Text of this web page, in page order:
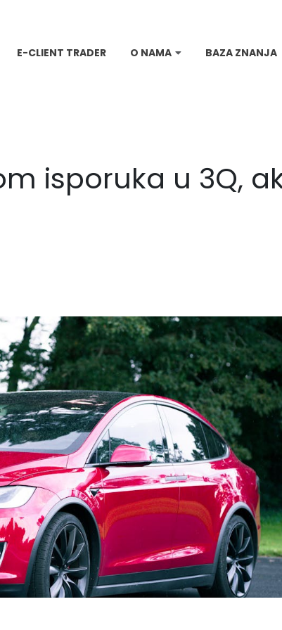
E-CLIENT TRADER O NAMA BAZA ZNANJA
isporuka u 3Q,